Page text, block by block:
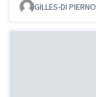
GILLES-DI PIERNO